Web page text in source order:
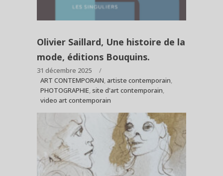
Olivier Saillard, Une histoire de la
mode, éditions Bouquins.
31 décembre 2025
ART CONTEMPORAIN, artiste contemporain,
PHOTOGRAPHIE,site d'art contemporain,
video art contemporain